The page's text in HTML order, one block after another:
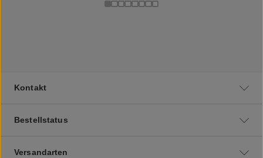
Kontakt
Bestellstatus
Versandarten